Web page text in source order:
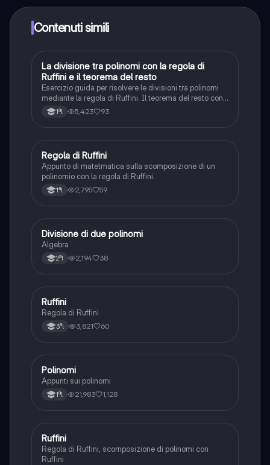
Knowunity Premium, che consente di studiare senza
alcun limite!!
Contenuti simili
Matematica
La divisione tra polinomi con la regola di
Ruffini e il teorema del resto
Esercizio guida per risolvere le divisioni tra polinomi
mediante la regola di Ruffini. Il teorema del resto con
esempio
1ªl 5,423 93
Matematica
Regola di Ruffini
Appunto di matetmatica sulla scomposizione di un
polinomio con la regola di Ruffini.
1ªl 2,795 59
Matematica
Divisione di due polinomi
Algebra
2ªl 2,194 38
Matematica
Ruffini
Regola di Ruffini
3ªl 3,821 60
Matematica
Polinomi
Appunti sui polinomi
1ªl 21,983 1,128
Matematica
Ruffini
Regola di Ruffini, scomposizione di polinomi con
Ruffini